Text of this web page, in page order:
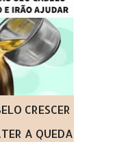
e principalmente
do Glicopan
e outros que
de cada um,
opinião aqui,
não foi criado
seres humanos e
fica a critério de
CRESCER
A QUEDA